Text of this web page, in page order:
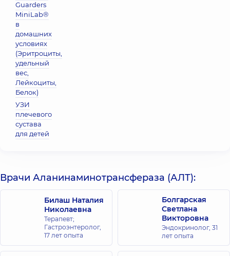
Guarders
MiniLab®
в
домашних
условиях
(Эритроциты,
удельный
вес,
Лейкоциты,
Белок)
УЗИ
плечевого
сустава
для детей
Врачи Аланинаминотрансфераза (АЛТ):
Билаш Наталия
Николаевна
Терапевт;
Гастроэнтеролог,
17 лет опыта
Болгарская
Светлана
Викторовна
Эндокринолог, 31
лет опыта